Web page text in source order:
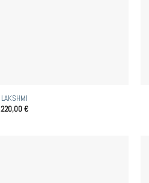
LAKSHMI
220,00€